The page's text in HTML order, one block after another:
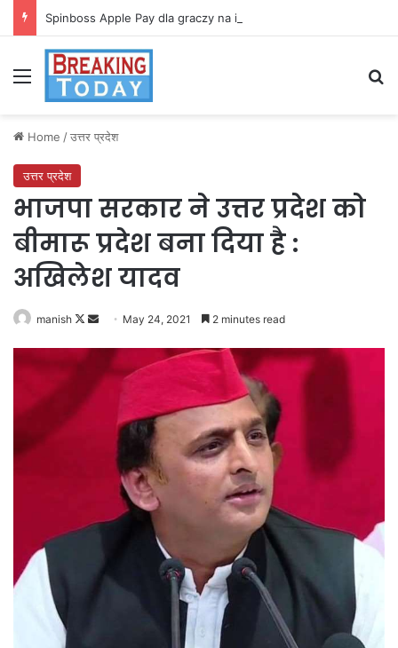
Spinboss Apple Pay dla graczy na iPhone
Menu
Home /उत्तर प्रदेश
उत्तर प्रदेश
भाजपा सरकार ने उत्तर प्रदेश को
बीमारू प्रदेश बना दिया है :
अखिलेश यादव
manish
Follow
Send
email
May 24, 2021 2 minutes read